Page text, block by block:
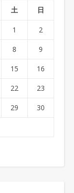
土 日
1 2
8 9
15 16
22 23
29 30